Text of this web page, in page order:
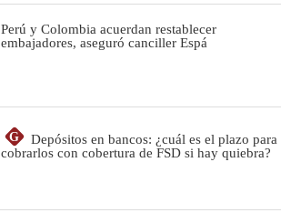
Perú y Colombia acuerdan restablecer
embajadores, aseguró canciller Espá
G
Depósitos en bancos: ¿cuál es el plazo para
cobrarlos con cobertura de FSD si hay quiebra?